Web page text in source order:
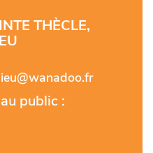
THÈCLE,
public :